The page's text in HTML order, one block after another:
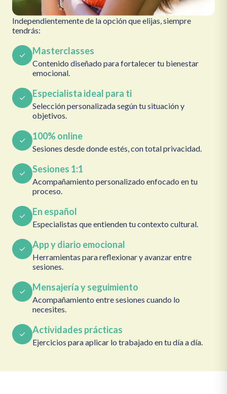
Independientemente de la opción que elijas, siempre
tendrás:
Masterclasses
Contenido diseñado para fortalecer tu bienestar
emocional.
Especialista ideal para ti
Selección personalizada según tu situación y
objetivos.
100% online
Sesiones desde donde estés, con total privacidad.
Sesiones 1:1
Acompañamiento personalizado enfocado en tu
proceso.
En español
Especialistas que entienden tu contexto cultural.
App y diario emocional
Herramientas para reflexionar y avanzar entre
sesiones.
Mensajería y seguimiento
Acompañamiento entre sesiones cuando lo
necesites.
Actividades prácticas
Ejercicios para aplicar lo trabajado en tu día a día.